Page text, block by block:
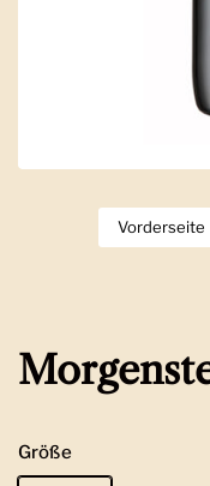
Zeige
Vorderseite
Größe